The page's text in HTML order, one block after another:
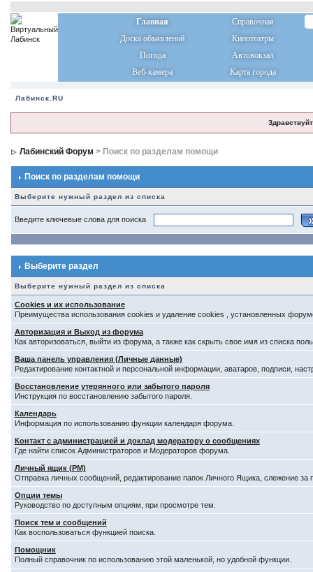
Главная
Справочная
Доска объявлений
Кинотеатры
Погода
Автовокзал
Веб-камера
Карта города
Лабинск.RU
Лабинский Форум > Поиск по разделам помощи
Поиск по разделам помощи
Выберите нужный раздел из списка
Введите ключевые слова для поиска
Выберите раздел
Выберите нужный раздел из списка
Cookies и их использование
Преимущества использования cookies и удаление cookies , установленных
Авторизация и Выход из форума
Как авторизоваться, выйти из форума, а также как скрыть свое имя из списка
Ваша панель управления (Личные данные)
Редактирование контактной и персональной информации, аватаров, подписи,
Восстановление утерянного или забытого пароля
Инструкция по восстановлению забытого пароля.
Календарь
Информация по использованию функции календаря форума.
Контакт с администрацией и доклад модератору о сообщениях
Где найти список Администраторов и Модераторов форума.
Личный ящик (PM)
Отправка личных сообщений, редактирование папок Личного Ящика, слежение
Опции темы
Руководство по доступным опциям, при просмотре тем.
Поиск тем и сообщений
Как воспользоваться функцией поиска.
Помощник
Полный справочник по использованию этой маленькой, но удобной функции.